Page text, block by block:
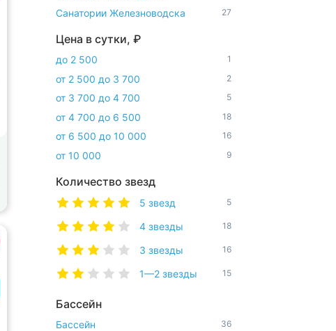
Санатории Железноводска 27
Цена в сутки, ₽
до 2 500 1
от 2 500 до 3 700 2
от 3 700 до 4 700 5
от 4 700 до 6 500 18
от 6 500 до 10 000 16
от 10 000 9
Количество звезд
5 звезд 5
4 звезды 18
3 звезды 16
1—2 звезды 15
Бассейн
Бассейн 36